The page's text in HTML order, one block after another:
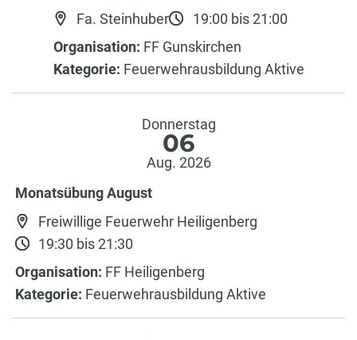
Fa. Steinhuber
19:00 bis 21:00
Organisation: FF Gunskirchen
Kategorie: Feuerwehrausbildung Aktive
Donnerstag
06
Aug. 2026
Monatsübung August
Freiwillige Feuerwehr Heiligenberg
19:30 bis 21:30
Organisation: FF Heiligenberg
Kategorie: Feuerwehrausbildung Aktive